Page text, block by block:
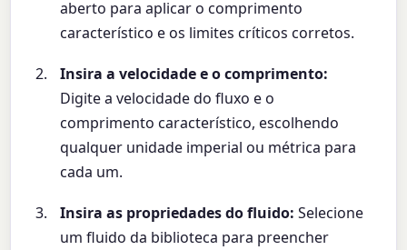
aberto para aplicar o comprimento
característico e os limites críticos corretos.
Insira a velocidade e o comprimento:
Digite a velocidade do fluxo e o
comprimento característico, escolhendo
qualquer unidade imperial ou métrica para
cada um.
Insira as propriedades do fluido: Selecione
um fluido da biblioteca para preencher